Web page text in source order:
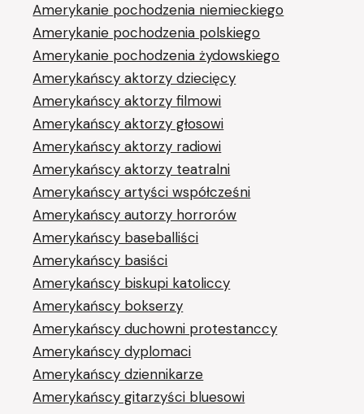
Amerykanie pochodzenia niemieckiego
Amerykanie pochodzenia polskiego
Amerykanie pochodzenia żydowskiego
Amerykańscy aktorzy dziecięcy
Amerykańscy aktorzy filmowi
Amerykańscy aktorzy głosowi
Amerykańscy aktorzy radiowi
Amerykańscy aktorzy teatralni
Amerykańscy artyści współcześni
Amerykańscy autorzy horrorów
Amerykańscy baseballiści
Amerykańscy basiści
Amerykańscy biskupi katoliccy
Amerykańscy bokserzy
Amerykańscy duchowni protestanccy
Amerykańscy dyplomaci
Amerykańscy dziennikarze
Amerykańscy gitarzyści bluesowi